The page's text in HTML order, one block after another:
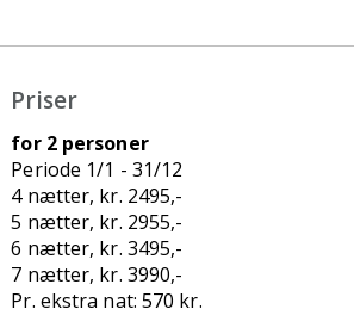
Priser
for 2 personer
Periode 1/1 - 31/12
4 nætter, kr. 2495,-
5 nætter, kr. 2955,-
6 nætter, kr. 3495,-
7 nætter, kr. 3990,-
Pr. ekstra nat: 570 kr.